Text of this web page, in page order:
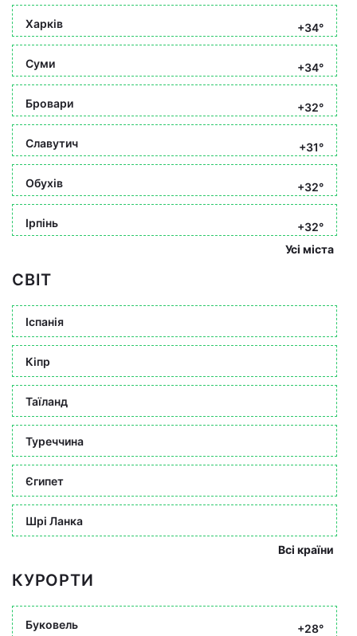
Харків +34°
Суми +34°
Бровари +32°
Славутич +31°
Обухів +32°
Ірпінь
+32°
Усі міста
СВІТ
Іспанія
Кіпр
Таїланд
Туреччина
Єгипет
Шрі Ланка
Всі країни
КУРОРТИ
Буковель +28°